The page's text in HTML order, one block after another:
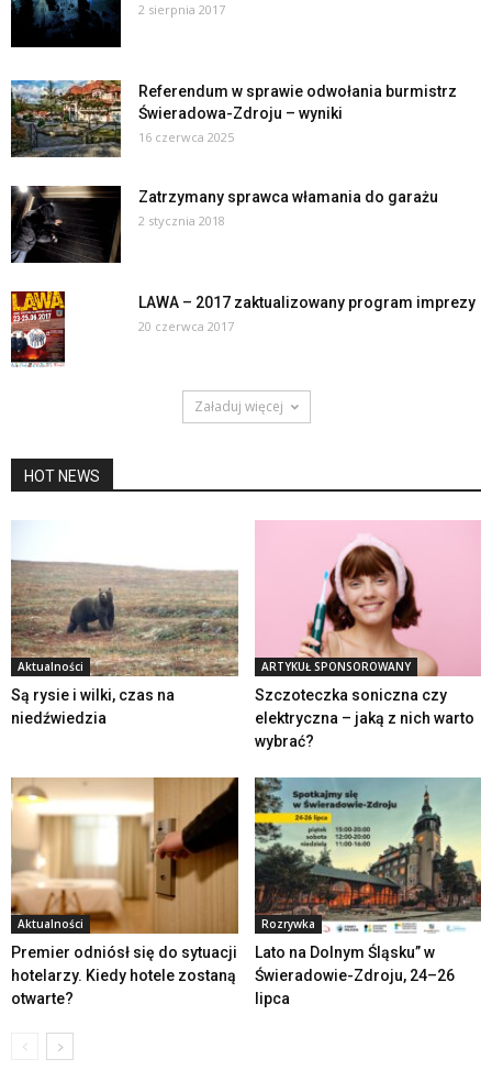
2 sierpnia 2017
Referendum w sprawie odwołania burmistrz
Świeradowa-Zdroju – wyniki
16 czerwca 2025
Zatrzymany sprawca włamania do garażu
2 stycznia 2018
LAWA – 2017 zaktualizowany program imprezy
20 czerwca 2017
Załaduj więcej
HOT NEWS
Aktualności
Są rysie i wilki, czas na
niedźwiedzia
ARTYKUŁ SPONSOROWANY
Szczoteczka soniczna czy
elektryczna – jaką z nich warto
wybrać?
Aktualności
Premier odniósł się do sytuacji
hotelarzy. Kiedy hotele zostaną
otwarte?
Rozrywka
Lato na Dolnym Śląsku” w
Świeradowie-Zdroju, 24–26
lipca